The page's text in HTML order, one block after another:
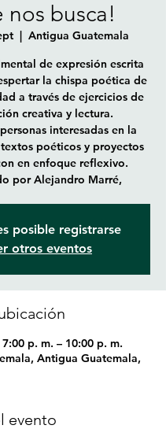
nos busca!
  |
Antigua Guatemala
de expresión escrita
la chispa poética de
a través de ejercicios de
creativa y lectura.
interesadas en la
poéticos y proyectos
en enfoque reflexivo.
por Alejandro Marré,
posible registrarse
otros eventos
p. m. – 10:00 p. m.
Antigua Guatemala,
evento